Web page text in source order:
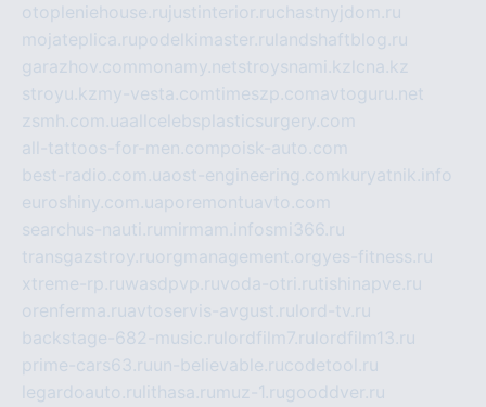
otopleniehouse.ru justinterior.ruchastnyjdom.ru
mojateplica.rupodelkimaster.ru landshaftblog.ru
garazhov.com monamy.netstroysnami.kz lcna.kz
stroyu.kz my-vesta.com timeszp.comavtoguru.net
zsmh.com.uaallcelebsplasticsurgery.com
all-tattoos-for-men.com poisk-auto.com
best-radio.com.uaost-engineering.com kuryatnik.info
euroshiny.com.ua poremontuavto.com
searchus-nauti.ru mirmam.infosmi366.ru
transgazstroy.ruorgmanagement.orgyes-fitness.ru
xtreme-rp.ruwasdpvp.ruvoda-otri.rutishinapve.ru
orenferma.ruavtoservis-avgust.ru lord-tv.ru
backstage-682-music.ru lordfilm7.ru lordfilm13.ru
prime-cars63.ruun-believable.rucodetool.ru
legardoauto.ru lithasa.ru muz-1.rugooddver.ru